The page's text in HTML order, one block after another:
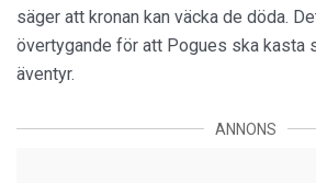
säger att kronan kan väcka de döda.
övertygande för att Pogues ska kasta
äventyr.
ANNONS